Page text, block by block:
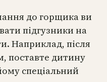
до горщика ви
підгузники на
Наприклад, після
поставте дитину
спеціальний